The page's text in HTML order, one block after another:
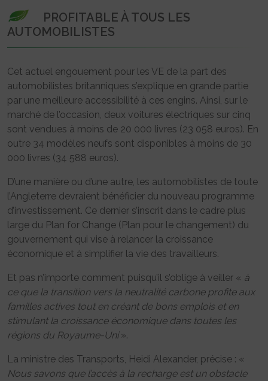
PROFITABLE À TOUS LES
AUTOMOBILISTES
Cet actuel engouement pour les VE de la part des
automobilistes britanniques s’explique en grande partie
par une meilleure accessibilité à ces engins. Ainsi, sur le
marché de l’occasion, deux voitures électriques sur cinq
sont vendues à moins de 20 000 livres (23 058 euros). En
outre 34 modèles neufs sont disponibles à moins de 30
000 livres (34 588 euros).
D’une manière ou d’une autre, les automobilistes de toute
l’Angleterre devraient bénéficier du nouveau programme
d’investissement. Ce dernier s’inscrit dans le cadre plus
large du Plan for Change (Plan pour le changement) du
gouvernement qui vise à relancer la croissance
économique et à simplifier la vie des travailleurs.
Et pas n’importe comment puisqu’il s’oblige à veiller « à
ce que la transition vers la neutralité carbone profite aux
familles actives tout en créant de bons emplois et en
stimulant la croissance économique dans toutes les
régions du Royaume-Uni».
La ministre des Transports, Heidi Alexander, précise : «
Nous savons que l’accès à la recharge est un obstacle